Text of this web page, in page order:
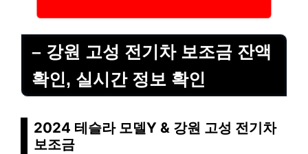
– 강원 고성 전기차 보조금 잔액
확인, 실시간 정보 확인
2024 테슬라 모델Y & 강원 고성 전기차
보조금